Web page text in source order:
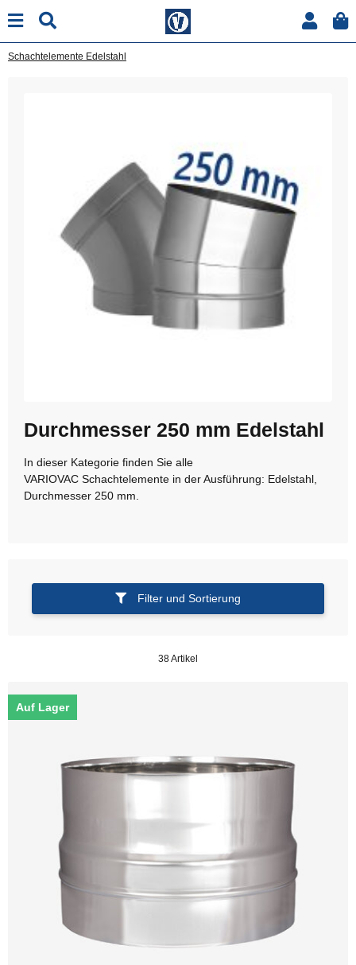
Schachtelemente Edelstahl
Durchmesser 250 mm Edelstahl
In dieser Kategorie finden Sie alle
VARIOVAC Schachtelemente in der Ausführung: Edelstahl,
Durchmesser 250 mm.
Filter und Sortierung
38 Artikel
Auf Lager